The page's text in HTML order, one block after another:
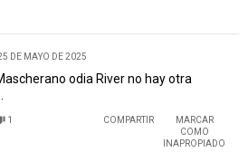
DE MAYO DE 2025
odia River no hay otra
1 COMPARTIR
MARCAR
COMO
INAPROPIADO